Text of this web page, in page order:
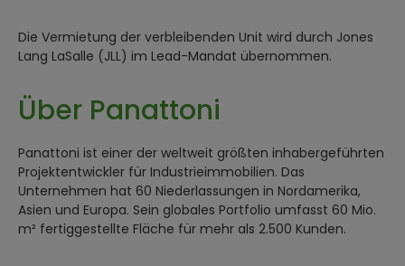
Die Vermietung der verbleibenden Unit wird durch Jones
Lang LaSalle (JLL) im Lead-Mandat übernommen.
Über Panattoni
Panattoni ist einer der weltweit größten inhabergeführten
Projektentwickler für Industrieimmobilien. Das
Unternehmen hat 60 Niederlassungen in Nordamerika,
Asien und Europa. Sein globales Portfolio umfasst 60 Mio.
m² fertiggestellte Fläche für mehr als 2.500 Kunden.